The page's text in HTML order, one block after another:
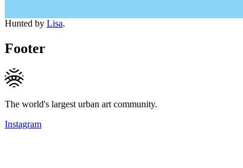
Hunted by Lisa.
Footer
The world's largest urban art community.
Instagram